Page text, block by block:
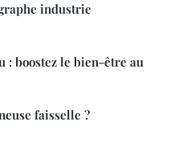
industrie
: boostez le bien-être au
faisselle ?